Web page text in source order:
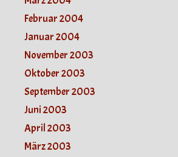
Februar 2004
Januar 2004
November 2003
Oktober 2003
September 2003
Juni 2003
April 2003
März 2003